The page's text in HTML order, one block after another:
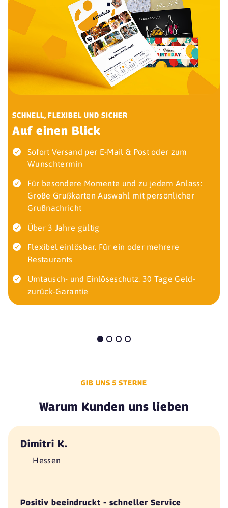
SCHNELL, FLEXIBEL UND SICHER
Auf einen Blick
Sofort Versand per E-Mail & Post oder zum
Wunschtermin
Für besondere Momente und zu jedem Anlass:
Große Grußkarten Auswahl mit persönlicher
Grußnachricht
Über 3 Jahre gültig
Flexibel einlösbar. Für ein oder mehrere
Restaurants
Umtausch- und Einlöseschutz. 30 Tage Geld-
zurück-Garantie
GIB UNS 5 STERNE
Warum Kunden uns lieben
Dimitri K.
Hessen
Positiv beeindruckt - schneller Service